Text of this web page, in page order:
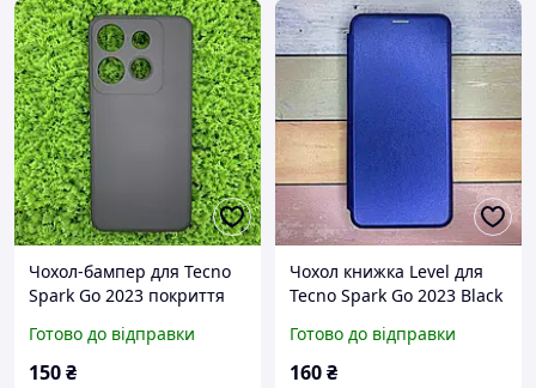
Чохол-бампер для Tecno
Spark Go 2023 покриття
чорний колір
Готово до відправки
150₴
Чохол книжка Level для
Tecno Spark Go 2023 Black
Синій.премиум качество
Готово до відправки
160₴